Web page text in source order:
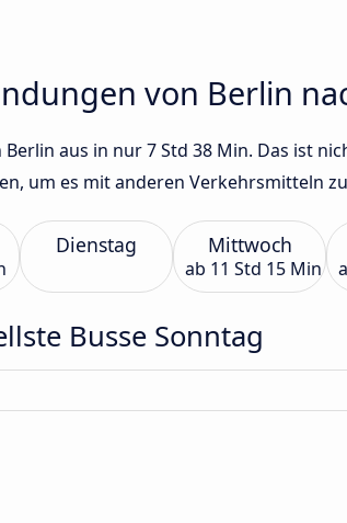
von Berlin
aus in nur 7 Std 38 Min. Das ist
um es mit anderen Verkehrsmitteln
Dienstag Mittwoch
ab 11 Std 15 Min
Busse Sonntag